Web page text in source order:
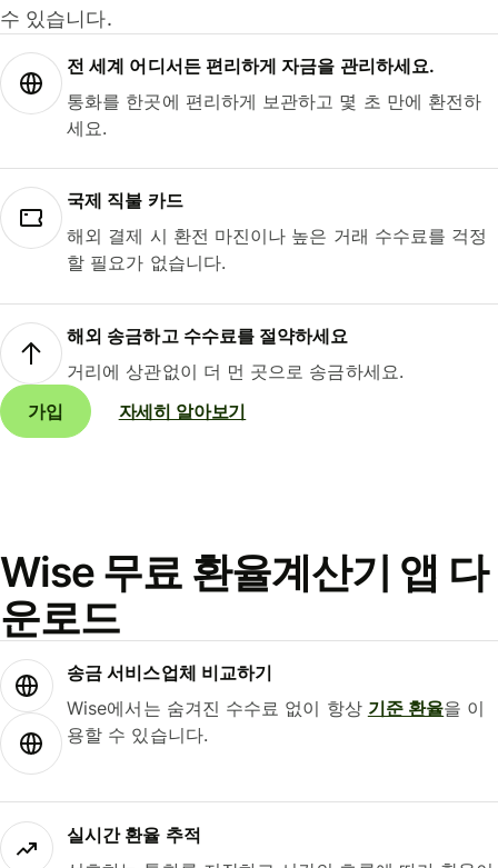
수 있습니다.
전 세계 어디서든 편리하게 자금을 관리하세요.
통화를 한곳에 편리하게 보관하고 몇 초 만에 환전하
세요.
국제 직불 카드
해외 결제 시 환전 마진이나 높은 거래 수수료를 걱정
할 필요가 없습니다.
해외 송금하고 수수료를 절약하세요
거리에 상관없이 더 먼 곳으로 송금하세요.
가입
자세히 알아보기
Wise 무료 환율계산기 앱 다
운로드
송금 서비스업체 비교하기
Wise에서는 숨겨진 수수료 없이 항상 기준 환율을 이
용할 수 있습니다.
실시간 환율 추적